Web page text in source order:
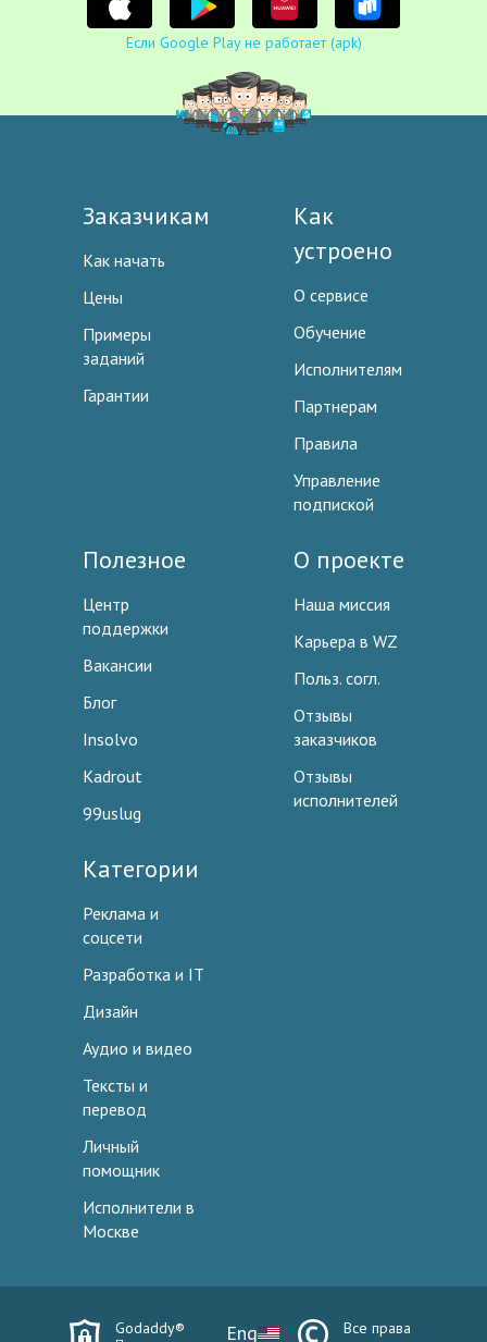
Если Google Play не работает (apk)
Заказчикам
Как начать
Цены
Примеры
заданий
Гарантии
Как
устроено
О сервисе
Обучение
Исполнителям
Партнерам
Правила
Управление
подпиской
Полезное
Центр
поддержки
Вакансии
Блог
Insolvo
Kadrout
99uslug
О проекте
Наша миссия
Карьера в WZ
Польз. согл.
Отзывы
заказчиков
Отзывы
исполнителей
Категории
Реклама и
соцсети
Разработка и IT
Дизайн
Аудио и видео
Тексты и
перевод
Личный
помощник
Исполнители в
Москве
Godaddy® Eng
Все права